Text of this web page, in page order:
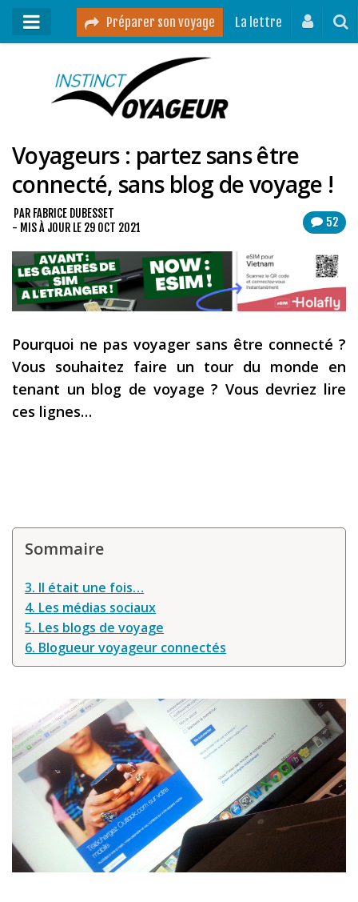
Préparer son voyage La lettre
Mon podcast
Destinations
Mes ressources pour voyager
Guides voyages
Contact
Mon journal de bord sur Instagram
Blog voyage
Outils pour voyageur
Réserver un vol !
Le logement en voyage
Assurance voyage !
voyage !
Louer une voiture !
Mes guides voyage
L’auteur
Voyageurs : partez sans être
connecté, sans blog de voyage !
52
PAR FABRICE DUBESSET
- MIS À JOUR LE 29 OCT 2021
Pourquoi ne pas voyager sans être connecté ?
Vous souhaitez faire un tour du monde en
tenant un blog de voyage ? Vous devriez lire
ces lignes…
Sommaire
3. Il était une fois…
4. Les médias sociaux
5. Les blogs de voyage
6. Blogueur voyageur connectés